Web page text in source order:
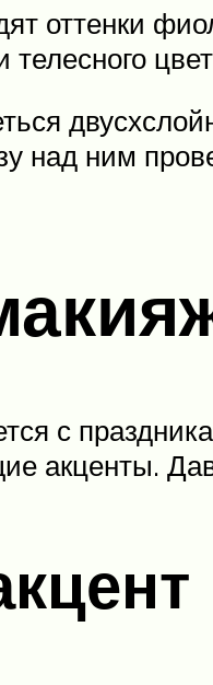
оттенки
телесного
над ним
с
акценты.